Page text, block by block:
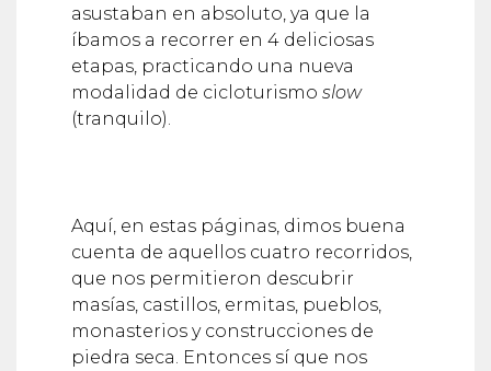
asustaban en absoluto, ya que la
íbamos a recorrer en 4 deliciosas
etapas, practicando una nueva
modalidad de cicloturismo slow
(tranquilo).
Aquí, en estas páginas, dimos buena
cuenta de aquellos cuatro recorridos,
que nos permitieron descubrir
masías, castillos, ermitas, pueblos,
monasterios y construcciones de
piedra seca. Entonces sí que nos